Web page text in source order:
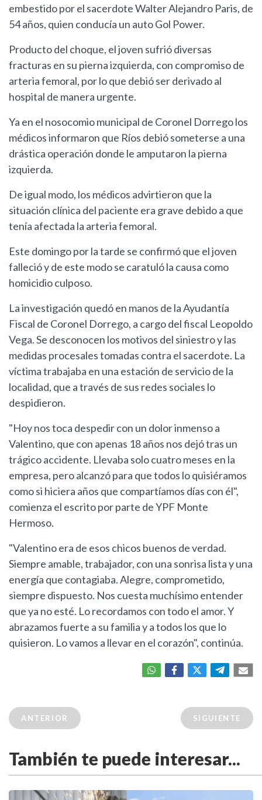
embestido por el sacerdote Walter Alejandro Paris, de
54 años, quien conducía un auto Gol Power.
Producto del choque, el joven sufrió diversas
fracturas en su pierna izquierda, con compromiso de
arteria femoral, por lo que debió ser derivado al
hospital de manera urgente.
Ya en el nosocomio municipal de Coronel Dorrego los
médicos informaron que Ríos debió someterse a una
drástica operación donde le amputaron la pierna
izquierda.
De igual modo, los médicos advirtieron que la
situación clínica del paciente era grave debido a que
tenía afectada la arteria femoral.
Este domingo por la tarde se confirmó que el joven
falleció y de este modo se caratuló la causa como
homicidio culposo.
La investigación quedó en manos de la Ayudantía
Fiscal de Coronel Dorrego, a cargo del fiscal Leopoldo
Vega. Se desconocen los motivos del siniestro y las
medidas procesales tomadas contra el sacerdote. La
víctima trabajaba en una estación de servicio de la
localidad, que a través de sus redes sociales lo
despidieron.
"Hoy nos toca despedir con un dolor inmenso a
Valentino, que con apenas 18 años nos dejó tras un
trágico accidente. Llevaba solo cuatro meses en la
empresa, pero alcanzó para que todos lo quisiéramos
como si hiciera años que compartíamos días con él",
comienza el escrito por parte de YPF Monte
Hermoso.
"Valentino era de esos chicos buenos de verdad.
Siempre amable, trabajador, con una sonrisa lista y una
energía que contagiaba. Alegre, comprometido,
siempre dispuesto. Nos cuesta muchísimo entender
que ya no esté. Lo recordamos con todo el amor. Y
abrazamos fuerte a su familia y a todos los que lo
quisieron. Lo vamos a llevar en el corazón", continúa.
ANTERIOR SIGUIENTE
También te puede interesar...